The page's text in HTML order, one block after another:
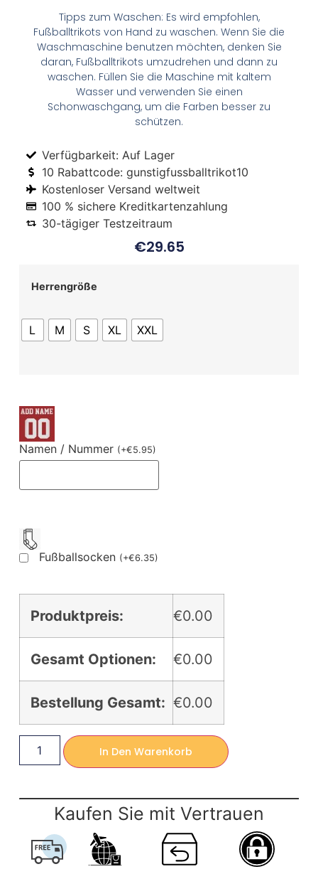
Tipps zum Waschen: Es wird empfohlen,
Fußballtrikots von Hand zu waschen. Wenn Sie die
Waschmaschine benutzen möchten, denken Sie
daran, Fußballtrikots umzudrehen und dann zu
waschen. Füllen Sie die Maschine mit kaltem
Wasser und verwenden Sie einen
Schonwaschgang, um die Farben besser zu
schützen.
Verfügbarkeit: Auf Lager
10 Rabattcode: gunstigfussballtrikot10
Kostenloser Versand weltweit
100 % sichere Kreditkartenzahlung
30-tägiger Testzeitraum
€29.65
Herrengröße
L M S XL XXL
Namen / Nummer (+€5.95)
Fußballsocken (+€6.35)
Produktpreis: €0.00
Gesamt Optionen: €0.00
Bestellung Gesamt: €0.00
In Den Warenkorb
Kaufen Sie mit Vertrauen